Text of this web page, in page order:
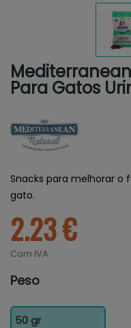
Para Gatos
Snacks para melhorar o
gato.
2.23 €
Com IVA
Peso
50 gr